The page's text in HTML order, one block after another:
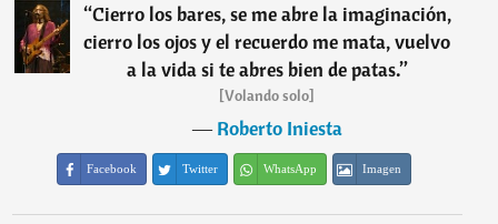
“Cierro los bares, se me abre la imaginación,
cierro los ojos y el recuerdo me mata, vuelvo
a la vida si te abres bien de patas.”
[Volando solo]
―Roberto Iniesta
Facebook Twitter WhatsApp Imagen